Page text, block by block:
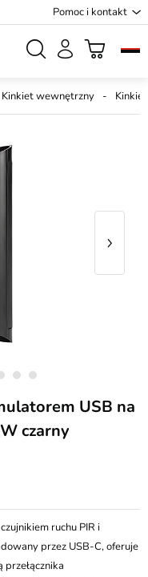
Pomoc i kontakt
Kinkiet wewnętrzny
USB na
czarny
ruchu PIR i
przez USB-C, oferuje